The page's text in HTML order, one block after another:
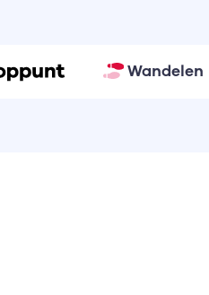
Wandelen